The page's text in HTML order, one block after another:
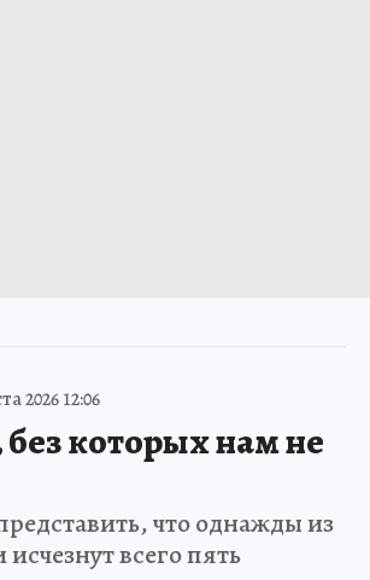
2026 12:06
которых нам не
что однажды из
всего пять